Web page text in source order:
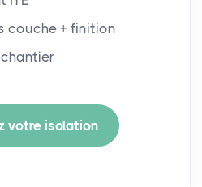
couche + finition
votre isolation